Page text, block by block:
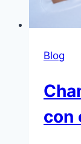
Blog
con